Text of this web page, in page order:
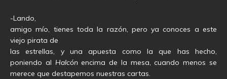
-Lando,
amigo mío, tienes toda la razón, pero ya conoces a este
viejo pirata de
las estrellas, y una apuesta como la que has hecho,
poniendo al Halcónencima de la mesa, cuando menos se
merece que destapemos nuestras cartas.